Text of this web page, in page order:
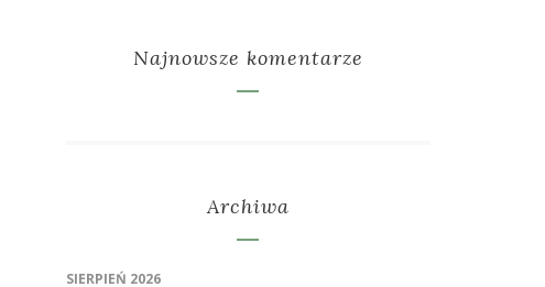
Najnowsze komentarze
Archiwa
SIERPIEŃ 2026